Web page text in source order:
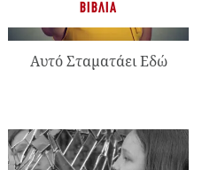
ΒΙΒΛΊΑ
Αυτό Σταματάει Εδώ